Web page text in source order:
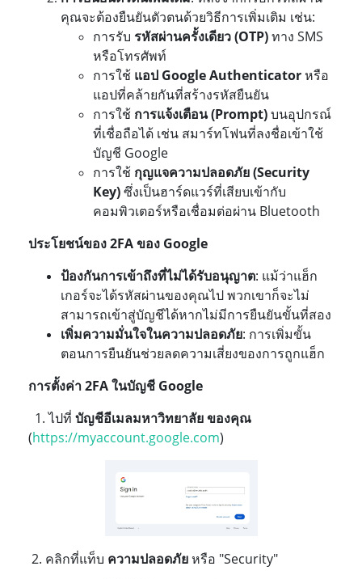
คุณจะต้องยืนยันตัวตนด้วยวิธีการเพิ่มเติม เช่น:
การรับ รหัสผ่านครั้งเดียว (OTP)ทาง SMS
หรือโทรศัพท์
การใช้ แอป Google Authenticatorหรือ
แอปที่คล้ายกันที่สร้างรหัสยืนยัน
การใช้ การแจ้งเตือน (Prompt)บนอุปกรณ์
ที่เชื่อถือได้ เช่น สมาร์ทโฟนที่ลงชื่อเข้าใช้
บัญชี Google
การใช้ กุญแจความปลอดภัย (Security
Key)ซึ่งเป็นฮาร์ดแวร์ที่เสียบเข้ากับ
คอมพิวเตอร์หรือเชื่อมต่อผ่าน Bluetooth
ประโยชน์ของ2FA ของ Google
ป้องกันการเข้าถึงที่ไม่ได้รับอนุญาต: แม้ว่าแฮ็ก
เกอร์จะได้รหัสผ่านของคุณไป พวกเขาก็จะไม่
สามารถเข้าสู่บัญชีได้หากไม่มีการยืนยันขั้นที่สอง
เพิ่มความมั่นใจในความปลอดภัย: การเพิ่มขั้น
ตอนการยืนยันช่วยลดความเสี่ยงของการถูกแฮ็ก
การตั้งค่า2FA ในบัญชี Google
1. ไปที่ บัญชีอีเมลมหาวิทยาลัย ของคุณ
(https://myaccount.google.com)
2. คลิกที่แท็บ ความปลอดภัยหรือ "Security"